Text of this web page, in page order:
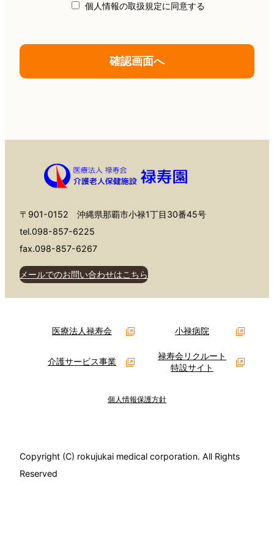
個人情報の取扱規定に同意する
〒901-0152 沖縄県那覇市小禄1丁目30番45号
tel.098-857-6225
fax.098-857-6267
メールでのお問い合わせはこちら
医療法人禄寿会 小禄病院
介護サービス事業
禄寿会リクルート
特設サイト
個人情報保護方針
Copyright (C) rokujukai medical corporation. All Rights
Reserved